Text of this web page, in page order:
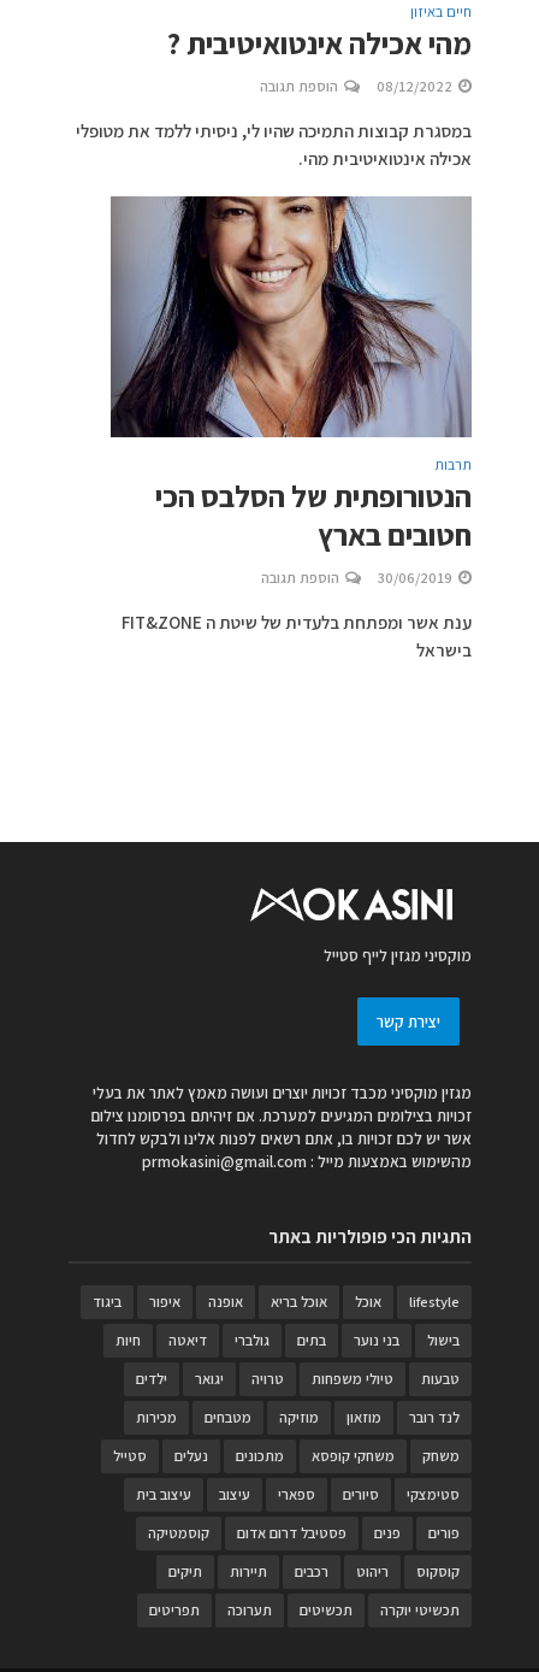
חיים באיזון
מהי אכילה אינטואיטיבית ?
08/12/2022 הוספת תגובה
במסגרת קבוצות התמיכה שהיו לי, ניסיתי ללמד את מטופלי
אכילה אינטואיטיבית מהי.
תרבות
הנטורופתית של הסלבס הכי
חטובים בארץ
30/06/2019 הוספת תגובה
ענת אשר ומפתחת בלעדית של שיטת ה FIT&ZONE
בישראל
מוקסיני מגזין לייף סטייל
יצירת קשר
מגזין מוקסיני מכבד זכויות יוצרים ועושה מאמץ לאתר את בעלי
זכויות בצילומים המגיעים למערכת. אם זיהיתם בפרסומנו צילום
אשר יש לכם זכויות בו, אתם רשאים לפנות אלינו ולבקש לחדול
מהשימוש באמצעות מייל : prmokasini@gmail.com
התגיות הכי פופולריות באתר
lifestyle אוכל אוכל בריא אופנה איפור
ביגוד
בישול
בני נוער בתים גולברי דיאטה
חיות
טבעות
טיולי משפחות טרויה יגואר
ילדים
לנד רובר
מוזאון מוזיקה מטבחים
מכירות
משחק
משחקי קופסא מתכונים נעלים
סטייל
סטימצקי
סיורים ספארי עיצוב
עיצוב בית
פורים
פנים פסטיבל דרום אדום
קוסמטיקה
קוסקוס
ריהוט רכבים תיירות
תיקים
תכשיטי יוקרה
תכשיטים תערוכה תפריטים